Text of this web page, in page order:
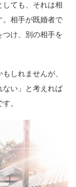
ても、それは相
。相手が既婚者で
つけ、別の相手を
しれませんが、
ない」と考えれば
。